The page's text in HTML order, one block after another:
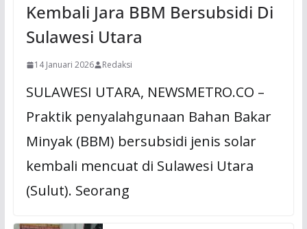
Kembali Jara BBM Bersubsidi Di
Sulawesi Utara
14 Januari 2026 Redaksi
SULAWESI UTARA, NEWSMETRO.CO –
Praktik penyalahgunaan Bahan Bakar
Minyak (BBM) bersubsidi jenis solar
kembali mencuat di Sulawesi Utara
(Sulut). Seorang